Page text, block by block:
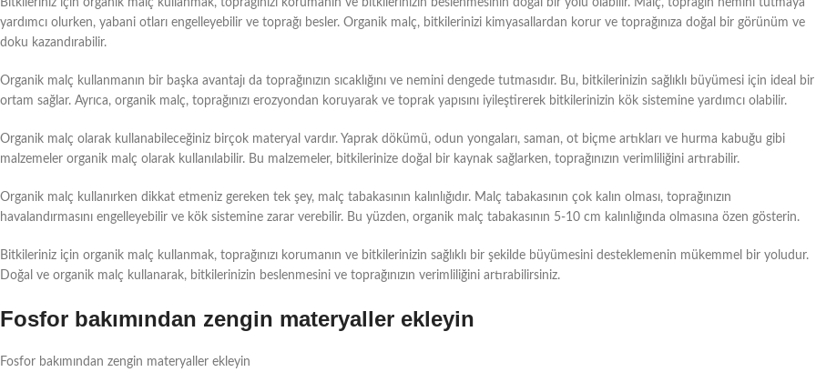
Bitkileriniz için organik malç kullanmak, toprağınızı korumanın ve bitkilerinizin beslenmesinin doğal bir yolu olabilir. Malç, toprağın nemini tutmaya
yardımcı olurken, yabani otları engelleyebilir ve toprağı besler. Organik malç, bitkilerinizi kimyasallardan korur ve toprağınıza doğal bir görünüm ve
doku kazandırabilir.
Organik malç kullanmanın bir başka avantajı da toprağınızın sıcaklığını ve nemini dengede tutmasıdır. Bu, bitkilerinizin sağlıklı büyümesi için ideal bir
ortam sağlar. Ayrıca, organik malç, toprağınızı erozyondan koruyarak ve toprak yapısını iyileştirerek bitkilerinizin kök sistemine yardımcı olabilir.
Organik malç olarak kullanabileceğiniz birçok materyal vardır. Yaprak dökümü, odun yongaları, saman, ot biçme artıkları ve hurma kabuğu gibi
malzemeler organik malç olarak kullanılabilir. Bu malzemeler, bitkilerinize doğal bir kaynak sağlarken, toprağınızın verimliliğini artırabilir.
Organik malç kullanırken dikkat etmeniz gereken tek şey, malç tabakasının kalınlığıdır. Malç tabakasının çok kalın olması, toprağınızın
havalandırmasını engelleyebilir ve kök sistemine zarar verebilir. Bu yüzden, organik malç tabakasının 5-10 cm kalınlığında olmasına özen gösterin.
Bitkileriniz için organik malç kullanmak, toprağınızı korumanın ve bitkilerinizin sağlıklı bir şekilde büyümesini desteklemenin mükemmel bir yoludur.
Doğal ve organik malç kullanarak, bitkilerinizin beslenmesini ve toprağınızın verimliliğini artırabilirsiniz.
Fosfor bakımından zengin materyaller ekleyin
Fosfor bakımından zengin materyaller ekleyin